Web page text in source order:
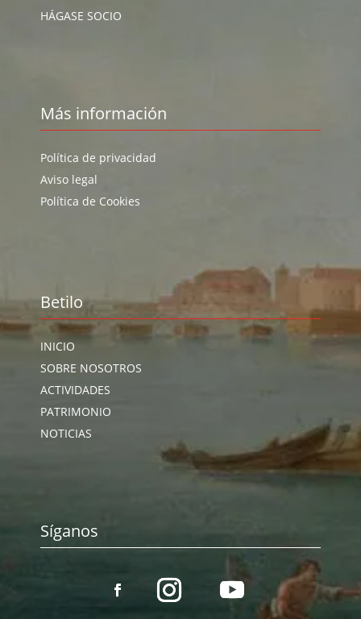
HÁGASE SOCIO
Más información
Política de privacidad
Aviso legal
Política de Cookies
Betilo
INICIO
SOBRE NOSOTROS
ACTIVIDADES
PATRIMONIO
NOTICIAS
Síganos